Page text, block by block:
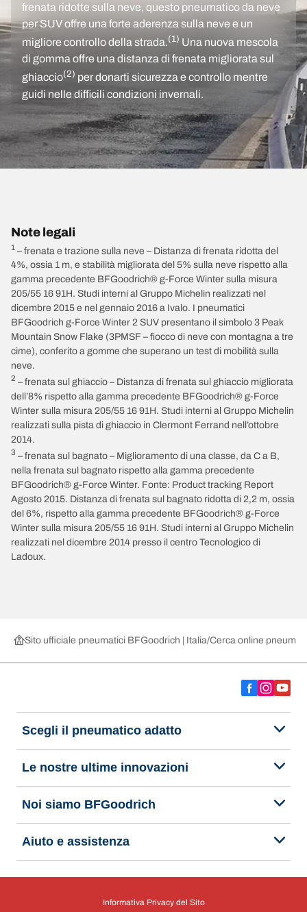
frenata ridotte sulla neve, questo pneumatico da neve
per SUV offre una forte aderenza sulla neve e un
migliore controllo della strada.(1) Una nuova mescola
di gomma offre una distanza di frenata migliorata sul
ghiaccio(2) per donarti sicurezza e controllo mentre
guidi nelle difficili condizioni invernali.
Note legali
1 – frenata e trazione sulla neve – Distanza di frenata ridotta del
4%, ossia 1 m, e stabilità migliorata del 5% sulla neve rispetto alla
gamma precedente BFGoodrich® g-Force Winter sulla misura
205/55 16 91H. Studi interni al Gruppo Michelin realizzati nel
dicembre 2015 e nel gennaio 2016 a Ivalo. I pneumatici
BFGoodrich g-Force Winter 2 SUV presentano il simbolo 3 Peak
Mountain Snow Flake (3PMSF – fiocco di neve con montagna a tre
cime), conferito a gomme che superano un test di mobilità sulla
neve.
2 – frenata sul ghiaccio – Distanza di frenata sul ghiaccio migliorata
dell’8% rispetto alla gamma precedente BFGoodrich® g-Force
Winter sulla misura 205/55 16 91H. Studi interni al Gruppo Michelin
realizzati sulla pista di ghiaccio in Clermont Ferrand nell’ottobre
2014.
3 – frenata sul bagnato – Miglioramento di una classe, da C a B,
nella frenata sul bagnato rispetto alla gamma precedente
BFGoodrich® g-Force Winter. Fonte: Product tracking Report
Agosto 2015. Distanza di frenata sul bagnato ridotta di 2,2 m, ossia
del 6%, rispetto alla gamma precedente BFGoodrich® g-Force
Winter sulla misura 205/55 16 91H. Studi interni al Gruppo Michelin
realizzati nel dicembre 2014 presso il centro Tecnologico di
Ladoux.
Sito ufficiale pneumatici BFGoodrich | Italia Cerca online
Scegli il pneumatico adatto
Le nostre ultime innovazioni
Noi siamo BFGoodrich
Aiuto e assistenza
Informativa Privacy del Sito